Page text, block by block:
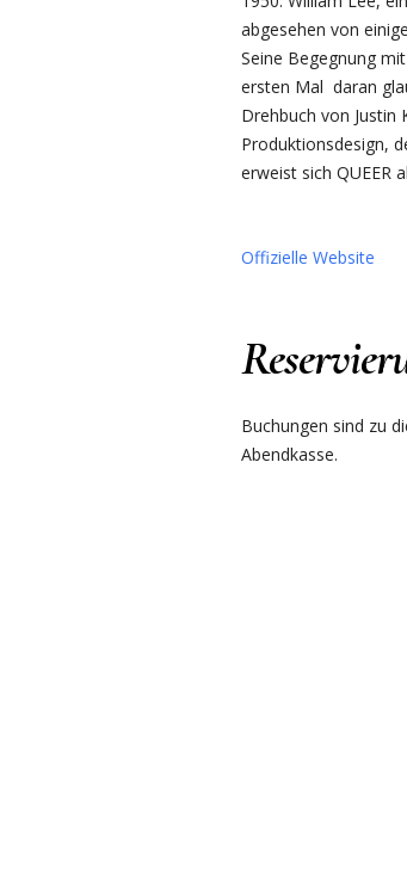
abgesehen von
Seine Begegnung
ersten Mal daran
Drehbuch von
Produktionsdesign,
erweist sich QUEER
Offizielle Website
Buchungen sind zu
Abendkasse.